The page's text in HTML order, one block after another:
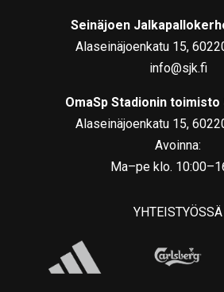
Seinäjoen
Alaseinäjoenkatu 15,
info@sjk.fi
OmaSp Stadionin toimisto
Alaseinäjoenkatu 15,
Avoinna:
Ma–pe klo.
YHTEISTYÖSSÄ